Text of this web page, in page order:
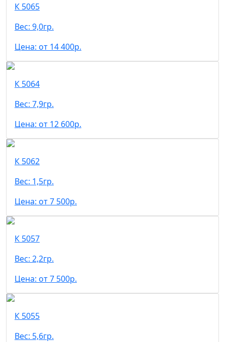
К 5065
Вес: 9,0гр.
Цена: от 14 400р.
К 5064
Вес: 7,9гр.
Цена: от 12 600р.
К 5062
Вес: 1,5гр.
Цена: от 7 500р.
К 5057
Вес: 2,2гр.
Цена: от 7 500р.
К 5055
Вес: 5,6гр.